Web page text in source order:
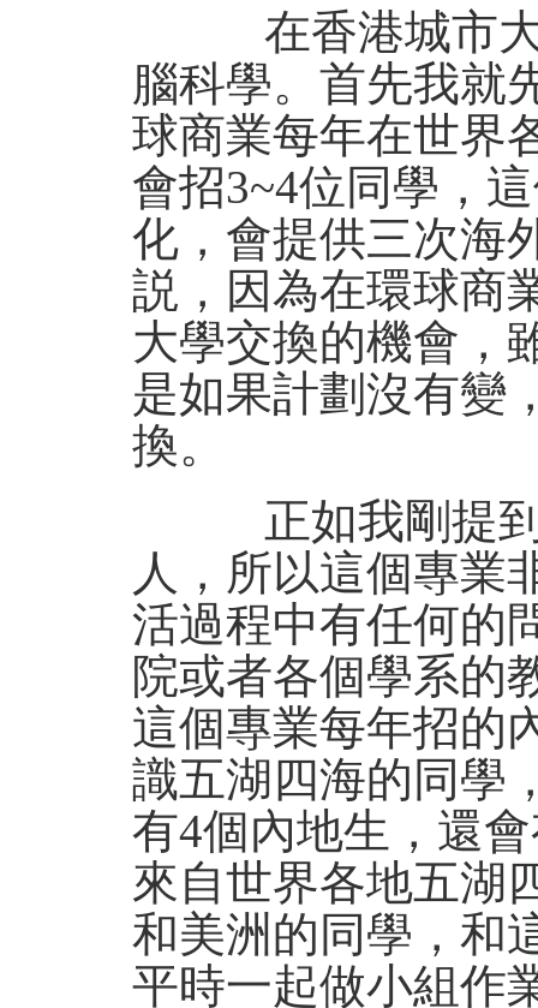
在香港城市大
腦科學。首先我就
球商業每年在世界
會招3~4位同學，
化，會提供三次海
説，因為在環球商
大學交換的機會，
是如果計劃沒有變
換。
正如我剛提到
人，所以這個專業
活過程中有任何的
院或者各個學系的
這個專業每年招的
識五湖四海的同學
有4個內地生，還
來自世界各地五湖
和美洲的同學，和
平時一起做小組作